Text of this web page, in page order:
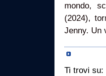
mondo,
(2024),
Jenny. Un
Ti trovi su: